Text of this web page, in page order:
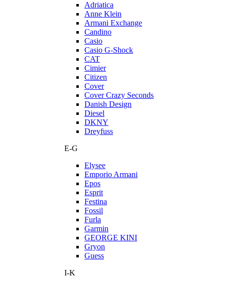
Adriatica
Anne Klein
Armani Exchange
Candino
Casio
Casio G-Shock
CAT
Cimier
Citizen
Cover
Cover Crazy Seconds
Danish Design
Diesel
DKNY
Dreyfuss
E-G
Elysee
Emporio Armani
Epos
Esprit
Festina
Fossil
Furla
Garmin
GEORGE KINI
Gryon
Guess
I-K